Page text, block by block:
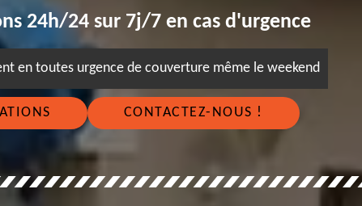
24h/24 sur 7j/7 en cas d'urgence
en toutes urgence de couverture même le weekend
CONTACTEZ-NOUS !